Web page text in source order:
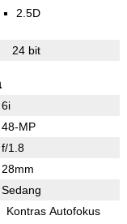
2.5D
24 bit
6i
48-MP
f/1.8
28mm
Sedang
Kontras Autofokus